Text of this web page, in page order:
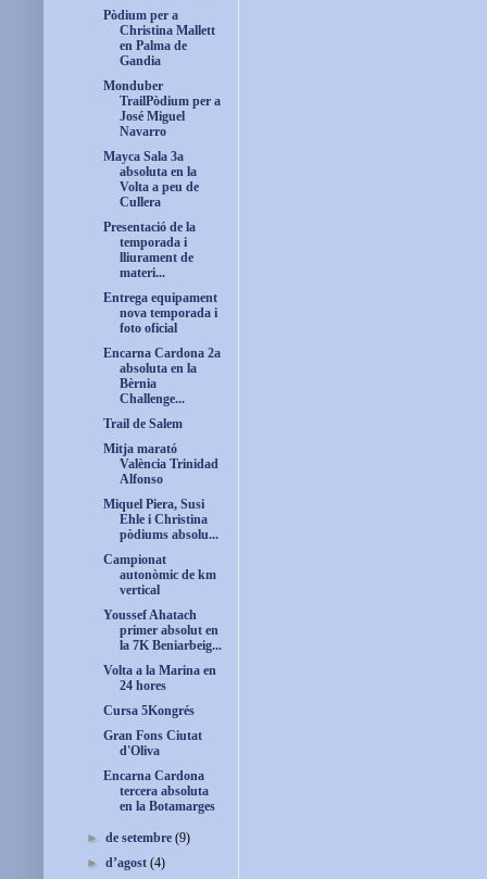
Pòdium per a
Christina Mallett
en Palma de
Gandia
Monduber
TrailPòdium per a
José Miguel
Navarro
Mayca Sala 3a
absoluta en la
Volta a peu de
Cullera
Presentació de la
temporada i
lliurament de
materi...
Entrega equipament
nova temporada i
foto oficial
Encarna Cardona 2a
absoluta en la
Bèrnia
Challenge...
Trail de Salem
Mitja marató
València Trinidad
Alfonso
Miquel Piera, Susi
Ehle i Christina
pòdiums absolu...
Campionat
autonòmic de km
vertical
Youssef Ahatach
primer absolut en
la 7K Beniarbeig...
Volta a la Marina en
24 hores
Cursa 5Kongrés
Gran Fons Ciutat
d'Oliva
Encarna Cardona
tercera absoluta
en la Botamarges
►de setembre(9)
►d’agost(4)